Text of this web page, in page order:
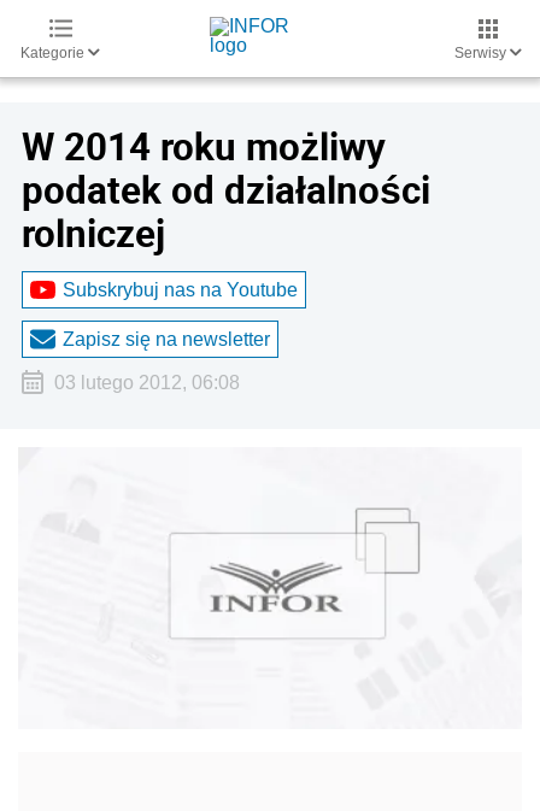
Kategorie Serwisy
W 2014 roku możliwy
podatek od działalności
rolniczej
Subskrybuj nas na Youtube
Zapisz się na newsletter
03 lutego 2012, 06:08